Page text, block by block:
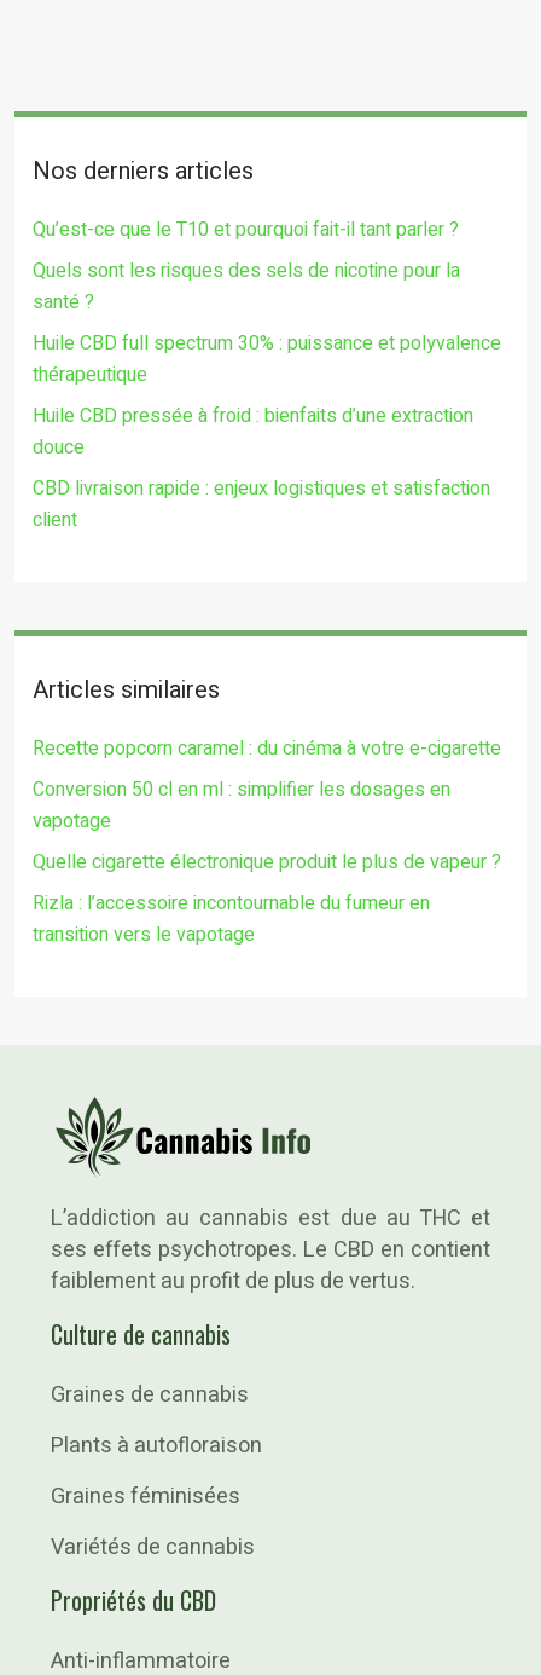
Nos derniers articles
Qu’est-ce que le T10 et pourquoi fait-il tant parler ?
Quels sont les risques des sels de nicotine pour la
santé ?
Huile CBD full spectrum 30% : puissance et polyvalence
thérapeutique
Huile CBD pressée à froid : bienfaits d’une extraction
douce
CBD livraison rapide : enjeux logistiques et satisfaction
client
Articles similaires
Recette popcorn caramel : du cinéma à votre e-cigarette
Conversion 50 cl en ml : simplifier les dosages en
vapotage
Quelle cigarette électronique produit le plus de vapeur ?
Rizla : l’accessoire incontournable du fumeur en
transition vers le vapotage
L’addiction au cannabis est due au THC et
ses effets psychotropes. Le CBD en contient
faiblement au profit de plus de vertus.
Culture de cannabis
Graines de cannabis
Plants à autofloraison
Graines féminisées
Variétés de cannabis
Propriétés du CBD
Anti-inflammatoire